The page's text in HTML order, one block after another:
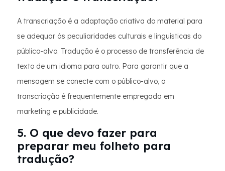
A transcriação é a adaptação criativa do material para
se adequar às peculiaridades culturais e linguísticas do
público-alvo. Tradução é o processo de transferência de
texto de um idioma para outro. Para garantir que a
mensagem se conecte com o público-alvo, a
transcriação é frequentemente empregada em
marketing e publicidade.
5. O que devo fazer para
preparar meu folheto para
tradução?